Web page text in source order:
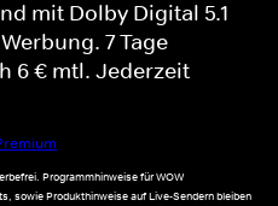
mit Dolby Digital 5.1
7 Tage
6 € mtl. Jederzeit
Programmhinweise für WOW
sowie Produkthinweise auf Live-Sendern bleiben